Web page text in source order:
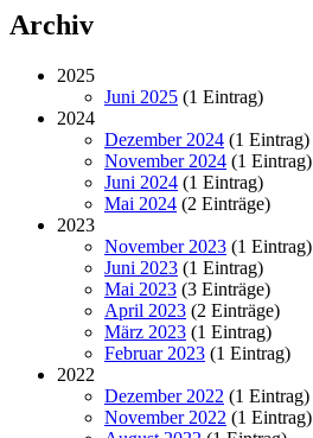
Archiv
2025
Juni 2025 (1 Eintrag)
2024
Dezember 2024 (1 Eintrag)
November 2024 (1 Eintrag)
Juni 2024 (1 Eintrag)
Mai 2024 (2 Einträge)
2023
November 2023 (1 Eintrag)
Juni 2023 (1 Eintrag)
Mai 2023 (3 Einträge)
April 2023 (2 Einträge)
März 2023 (1 Eintrag)
Februar 2023 (1 Eintrag)
2022
Dezember 2022 (1 Eintrag)
November 2022 (1 Eintrag)